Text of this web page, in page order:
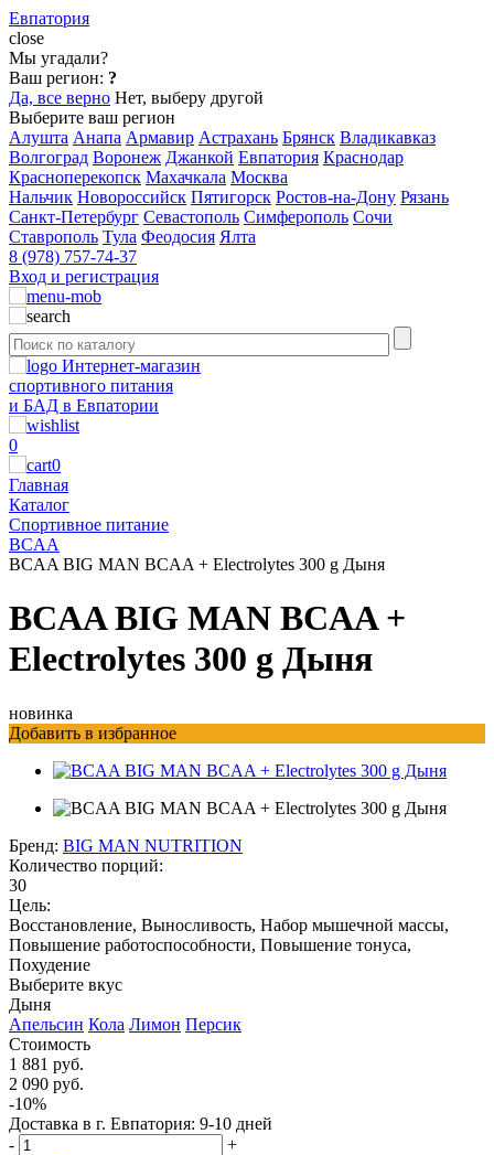
Евпатория
close
Мы угадали?
Ваш регион: ?
Да, все верно Нет, выберу другой
Выберите ваш регион
Алушта Анапа Армавир Астрахань Брянск Владикавказ
Волгоград Воронеж Джанкой Евпатория Краснодар
Красноперекопск Махачкала Москва
Нальчик Новороссийск Пятигорск Ростов-на-Дону Рязань
Санкт-Петербург Севастополь Симферополь Сочи
Ставрополь Тула Феодосия Ялта
8 (978) 757-74-37
Вход и регистрация
Интернет-магазин
спортивного питания
и БАД в Евпатории
0
0
Главная
Каталог
Спортивное питание
BCAA
BCAA BIG MAN BCAA + Electrolytes 300 g Дыня
BCAA BIG MAN BCAA +
Electrolytes 300 g Дыня
новинка
Добавить в избранное
Бренд: BIG MAN NUTRITION
Количество порций:
30
Цель:
Восстановление, Выносливость, Набор мышечной массы,
Повышение работоспособности, Повышение тонуса,
Похудение
Выберите вкус
Дыня
Апельсин Кола Лимон Персик
Стоимость
1 881 руб.
2 090 руб.
-10%
Доставка в г. Евпатория: 9-10 дней
-
+